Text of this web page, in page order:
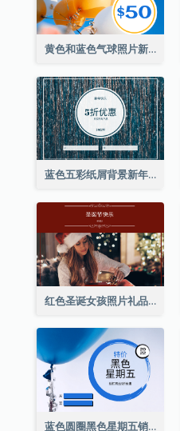
黄色和蓝色气球照片新年礼品卡
蓝色五彩纸屑背景新年销售礼品卡
红色圣诞女孩照片礼品卡
蓝色圆圈黑色星期五销售礼品卡